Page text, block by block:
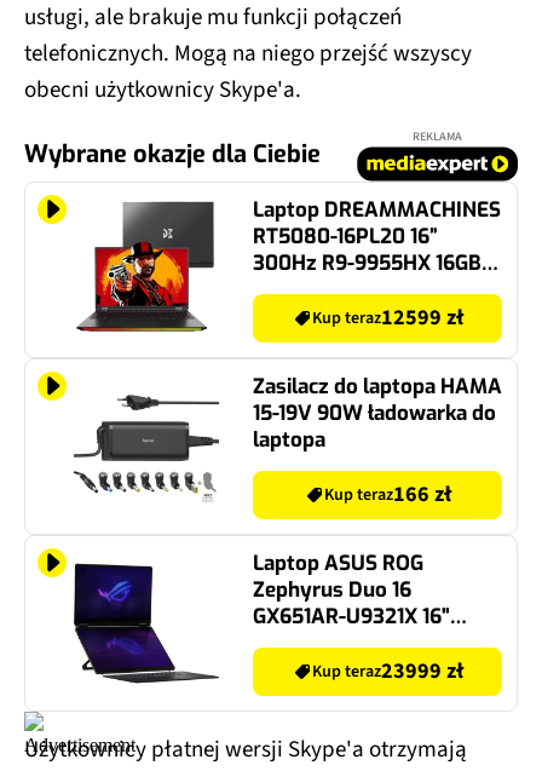
usługi, ale brakuje mu funkcji połączeń
telefonicznych. Mogą na niego przejść wszyscy
obecni użytkownicy Skype'a.
Wybrane okazje dla Ciebie
REKLAMA
Laptop DREAMMACHINES
RT5080-16PL20 16”
300Hz R9-9955HX 16GB
RAM 1TB SSD GeForce
RTX5080 DLSS 4, Funkcje
AI
Kup teraz12599 zł
Zasilacz do laptopa HAMA
15-19V 90W ładowarka do
laptopa
Kup teraz166 zł
Laptop ASUS ROG
Zephyrus Duo 16
GX651AR-U9321X 16"
OLED 120Hz Ultra 9-386H
32GB RAM 1TB SSD
GeForce RTX5070 Ti DLSS
Professional, Funkcje AI
Kup teraz23999 zł
Użytkownicy płatnej wersji Skype'a otrzymają